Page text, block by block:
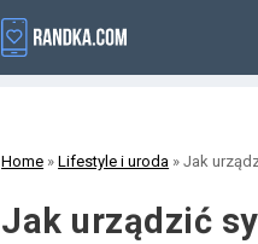
Home »Lifestyle i uroda »Jak
Jak urządzić